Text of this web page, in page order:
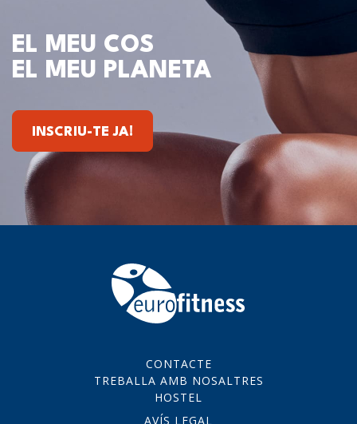
EL MEU COS
EL MEU PLANETA
INSCRIU-TE JA!
CONTACTE
TREBALLA AMB NOSALTRES
HOSTEL
AVÍS LEGAL